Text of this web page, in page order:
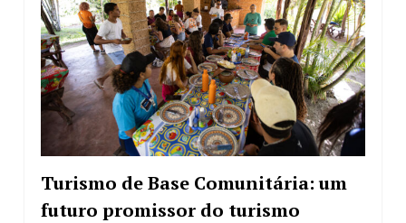
Turismo de Base Comunitária: um
futuro promissor do turismo